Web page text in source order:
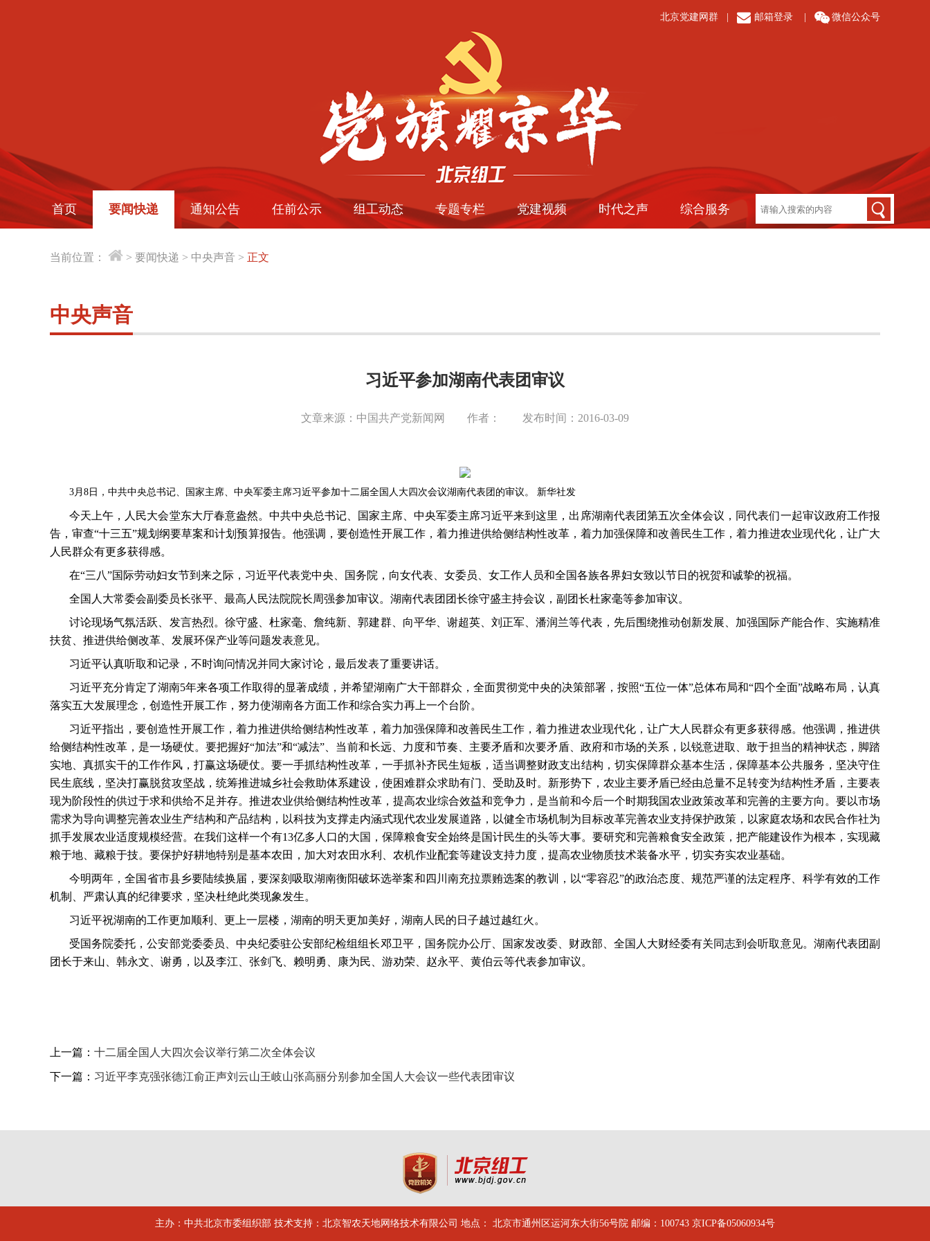
北京党建网群 邮箱登录 微信公众号
首页 要闻快递 通知公告 任前公示 组工动态 专题专栏 党建视频 时代之声 综合服务
当前位置： > 要闻快递 > 中央声音 > 正文
中央声音
习近平参加湖南代表团审议
文章来源：中国共产党新闻网 作者： 发布时间：2016-03-09
3月 8 日，中共中央总书记、国家主席、中央军委主席习近平参加十二届全国人大四次会议湖南代表团的审议。 新华社发
今天上午，人民大会堂东大厅春意盎然。中共中央总书记、国家主席、中央军委主席习近平来到这里，出席湖南代表团第五次全体会议，同代表们一起审议政府工作报
告，审查“十三五”规划纲要草案和计划预算报告。他强调，要创造性开展工作，着力推进供给侧结构性改革，着力加强保障和改善民生工作，着力推进农业现代化，让广大
人民群众有更多获得感。
在“三八”国际劳动妇女节到来之际，习近平代表党中央、国务院，向女代表、女委员、女工作人员和全国各族各界妇女致以节日的祝贺和诚挚的祝福。
全国人大常委会副委员长张平、最高人民法院院长周强参加审议。湖南代表团团长徐守盛主持会议，副团长杜家毫等参加审议。
讨论现场气氛活跃、发言热烈。徐守盛、杜家毫、詹纯新、郭建群、向平华、谢超英、刘正军、潘润兰等代表，先后围绕推动创新发展、加强国际产能合作、实施精准
扶贫、推进供给侧改革、发展环保产业等问题发表意见。
习近平认真听取和记录，不时询问情况并同大家讨论，最后发表了重要讲话。
习近平充分肯定了湖南5年来各项工作取得的显著成绩，并希望湖南广大干部群众，全面贯彻党中央的决策部署，按照“五位一体”总体布局和“四个全面”战略布局，认真
落实五大发展理念，创造性开展工作，努力使湖南各方面工作和综合实力再上一个台阶。
习近平指出，要创造性开展工作，着力推进供给侧结构性改革，着力加强保障和改善民生工作，着力推进农业现代化，让广大人民群众有更多获得感。他强调，推进供
给侧结构性改革，是一场硬仗。要把握好“加法”和“减法”、当前和长远、力度和节奏、主要矛盾和次要矛盾、政府和市场的关系，以锐意进取、敢于担当的精神状态，脚踏
实地、真抓实干的工作作风，打赢这场硬仗。要一手抓结构性改革，一手抓补齐民生短板，适当调整财政支出结构，切实保障群众基本生活，保障基本公共服务，坚决守住
民生底线，坚决打赢脱贫攻坚战，统筹推进城乡社会救助体系建设，使困难群众求助有门、受助及时。新形势下，农业主要矛盾已经由总量不足转变为结构性矛盾，主要表
现为阶段性的供过于求和供给不足并存。推进农业供给侧结构性改革，提高农业综合效益和竞争力，是当前和今后一个时期我国农业政策改革和完善的主要方向。要以市场
需求为导向调整完善农业生产结构和产品结构，以科技为支撑走内涵式现代农业发展道路，以健全市场机制为目标改革完善农业支持保护政策，以家庭农场和农民合作社为
抓手发展农业适度规模经营。在我们这样一个有13亿多人口的大国，保障粮食安全始终是国计民生的头等大事。要研究和完善粮食安全政策，把产能建设作为根本，实现藏
粮于地、藏粮于技。要保护好耕地特别是基本农田，加大对农田水利、农机作业配套等建设支持力度，提高农业物质技术装备水平，切实夯实农业基础。
今明两年，全国省市县乡要陆续换届，要深刻吸取湖南衡阳破坏选举案和四川南充拉票贿选案的教训，以“零容忍”的政治态度、规范严谨的法定程序、科学有效的工作
机制、严肃认真的纪律要求，坚决杜绝此类现象发生。
习近平祝湖南的工作更加顺利、更上一层楼，湖南的明天更加美好，湖南人民的日子越过越红火。
受国务院委托，公安部党委委员、中央纪委驻公安部纪检组组长邓卫平，国务院办公厅、国家发改委、财政部、全国人大财经委有关同志到会听取意见。湖南代表团副
团长于来山、韩永文、谢勇，以及李江、张剑飞、赖明勇、康为民、游劝荣、赵永平、黄伯云等代表参加审议。
上一篇： 十二届全国人大四次会议举行第二次全体会议
下一篇： 习近平李克强张德江俞正声刘云山王岐山张高丽分别参加全国人大会议一些代表团审议
主办：中共北京市委组织部 技术支持：北京智农天地网络技术有限公司 地点： 北京市通州区运河东大街56号院 邮编：100743 京ICP备05060934号